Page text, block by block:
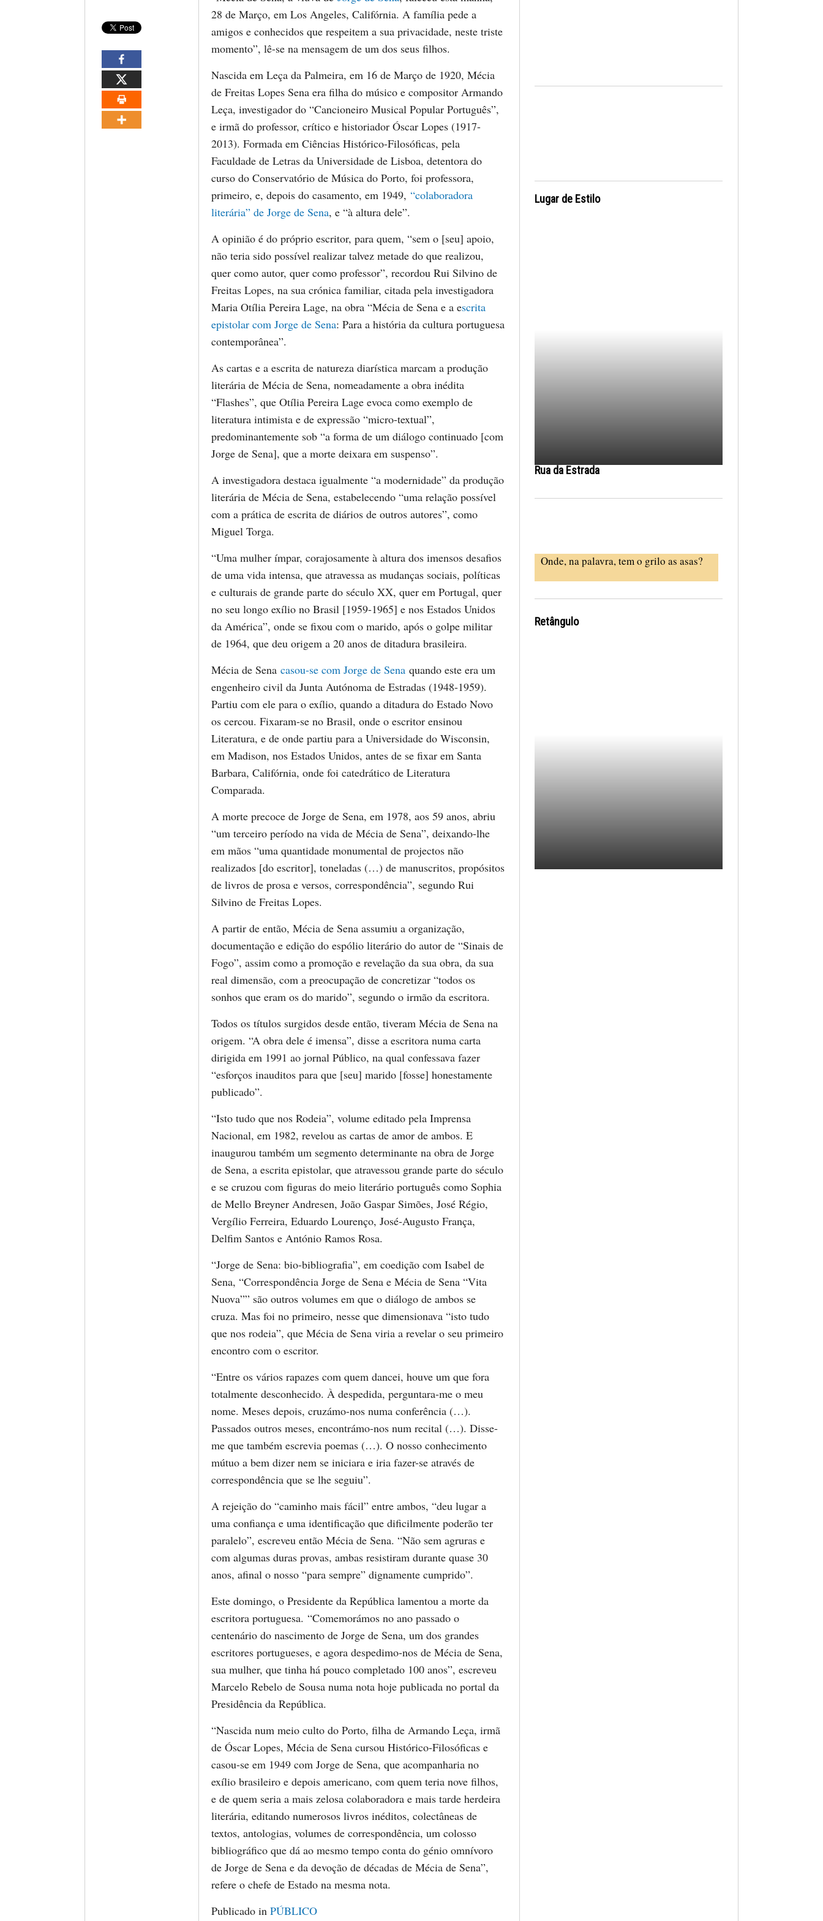
28 de Março, em Los Angeles, Califórnia. A família pede a
amigos e conhecidos que respeitem a sua privacidade, neste triste
momento”, lê-se na mensagem de um dos seus filhos.
Nascida em Leça da Palmeira, em 16 de Março de 1920, Mécia
de Freitas Lopes Sena era filha do músico e compositor Armando
Leça, investigador do “Cancioneiro Musical Popular Português”,
e irmã do professor, crítico e historiador Óscar Lopes (1917-
2013). Formada em Ciências Histórico-Filosóficas, pela
Faculdade de Letras da Universidade de Lisboa, detentora do
curso do Conservatório de Música do Porto, foi professora,
primeiro, e, depois do casamento, em 1949, “colaboradora
literária” de Jorge de Sena, e “à altura dele”.
A opinião é do próprio escritor, para quem, “sem o [seu] apoio,
não teria sido possível realizar talvez metade do que realizou,
quer como autor, quer como professor”, recordou Rui Silvino de
Freitas Lopes, na sua crónica familiar, citada pela investigadora
Maria Otília Pereira Lage, na obra “Mécia de Sena e a escrita
epistolar com Jorge de Sena: Para a história da cultura portuguesa
contemporânea”.
As cartas e a escrita de natureza diarística marcam a produção
literária de Mécia de Sena, nomeadamente a obra inédita
“Flashes”, que Otília Pereira Lage evoca como exemplo de
literatura intimista e de expressão “micro-textual”,
predominantemente sob “a forma de um diálogo continuado [com
Jorge de Sena], que a morte deixara em suspenso”.
A investigadora destaca igualmente “a modernidade” da produção
literária de Mécia de Sena, estabelecendo “uma relação possível
com a prática de escrita de diários de outros autores”, como
Miguel Torga.
“Uma mulher ímpar, corajosamente à altura dos imensos desafios
de uma vida intensa, que atravessa as mudanças sociais, políticas
e culturais de grande parte do século XX, quer em Portugal, quer
no seu longo exílio no Brasil [1959-1965] e nos Estados Unidos
da América”, onde se fixou com o marido, após o golpe militar
de 1964, que deu origem a 20 anos de ditadura brasileira.
Mécia de Sena casou-se com Jorge de Sena quando este era um
engenheiro civil da Junta Autónoma de Estradas (1948-1959).
Partiu com ele para o exílio, quando a ditadura do Estado Novo
os cercou. Fixaram-se no Brasil, onde o escritor ensinou
Literatura, e de onde partiu para a Universidade do Wisconsin,
em Madison, nos Estados Unidos, antes de se fixar em Santa
Barbara, Califórnia, onde foi catedrático de Literatura
Comparada.
A morte precoce de Jorge de Sena, em 1978, aos 59 anos, abriu
“um terceiro período na vida de Mécia de Sena”, deixando-lhe
em mãos “uma quantidade monumental de projectos não
realizados [do escritor], toneladas (…) de manuscritos, propósitos
de livros de prosa e versos, correspondência”, segundo Rui
Silvino de Freitas Lopes.
A partir de então, Mécia de Sena assumiu a organização,
documentação e edição do espólio literário do autor de “Sinais de
Fogo”, assim como a promoção e revelação da sua obra, da sua
real dimensão, com a preocupação de concretizar “todos os
sonhos que eram os do marido”, segundo o irmão da escritora.
Todos os títulos surgidos desde então, tiveram Mécia de Sena na
origem. “A obra dele é imensa”, disse a escritora numa carta
dirigida em 1991 ao jornal Público, na qual confessava fazer
“esforços inauditos para que [seu] marido [fosse] honestamente
publicado”.
“Isto tudo que nos Rodeia”, volume editado pela Imprensa
Nacional, em 1982, revelou as cartas de amor de ambos. E
inaugurou também um segmento determinante na obra de Jorge
de Sena, a escrita epistolar, que atravessou grande parte do século
e se cruzou com figuras do meio literário português como Sophia
de Mello Breyner Andresen, João Gaspar Simões, José Régio,
Vergílio Ferreira, Eduardo Lourenço, José-Augusto França,
Delfim Santos e António Ramos Rosa.
“Jorge de Sena: bio-bibliografia”, em coedição com Isabel de
Sena, “Correspondência Jorge de Sena e Mécia de Sena “Vita
Nuova”” são outros volumes em que o diálogo de ambos se
cruza. Mas foi no primeiro, nesse que dimensionava “isto tudo
que nos rodeia”, que Mécia de Sena viria a revelar o seu primeiro
encontro com o escritor.
“Entre os vários rapazes com quem dancei, houve um que fora
totalmente desconhecido. À despedida, perguntara-me o meu
nome. Meses depois, cruzámo-nos numa conferência (…).
Passados outros meses, encontrámo-nos num recital (…). Disse-
me que também escrevia poemas (…). O nosso conhecimento
mútuo a bem dizer nem se iniciara e iria fazer-se através de
correspondência que se lhe seguiu”.
A rejeição do “caminho mais fácil” entre ambos, “deu lugar a
uma confiança e uma identificação que dificilmente poderão ter
paralelo”, escreveu então Mécia de Sena. “Não sem agruras e
com algumas duras provas, ambas resistiram durante quase 30
anos, afinal o nosso “para sempre” dignamente cumprido”.
Este domingo, o Presidente da República lamentou a morte da
escritora portuguesa. “Comemorámos no ano passado o
centenário do nascimento de Jorge de Sena, um dos grandes
escritores portugueses, e agora despedimo-nos de Mécia de Sena,
sua mulher, que tinha há pouco completado 100 anos”, escreveu
Marcelo Rebelo de Sousa numa nota hoje publicada no portal da
Presidência da República.
“Nascida num meio culto do Porto, filha de Armando Leça, irmã
de Óscar Lopes, Mécia de Sena cursou Histórico-Filosóficas e
casou-se em 1949 com Jorge de Sena, que acompanharia no
exílio brasileiro e depois americano, com quem teria nove filhos,
e de quem seria a mais zelosa colaboradora e mais tarde herdeira
literária, editando numerosos livros inéditos, colectâneas de
textos, antologias, volumes de correspondência, um colosso
bibliográfico que dá ao mesmo tempo conta do génio omnívoro
de Jorge de Sena e da devoção de décadas de Mécia de Sena”,
refere o chefe de Estado na mesma nota.
Publicado in PÚBLICO
Lugar de Estilo
Rua da Estrada
Onde, na palavra, tem o grilo as asas?
Retângulo